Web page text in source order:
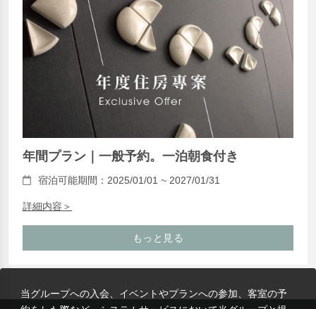
年間プラン｜一般予約。一泊朝食付き
宿泊可能期間：2025/01/01 ~ 2027/01/31
詳細内容＞
もっと見る
当グループへの入会、イベントやプランへの参加、客室の予